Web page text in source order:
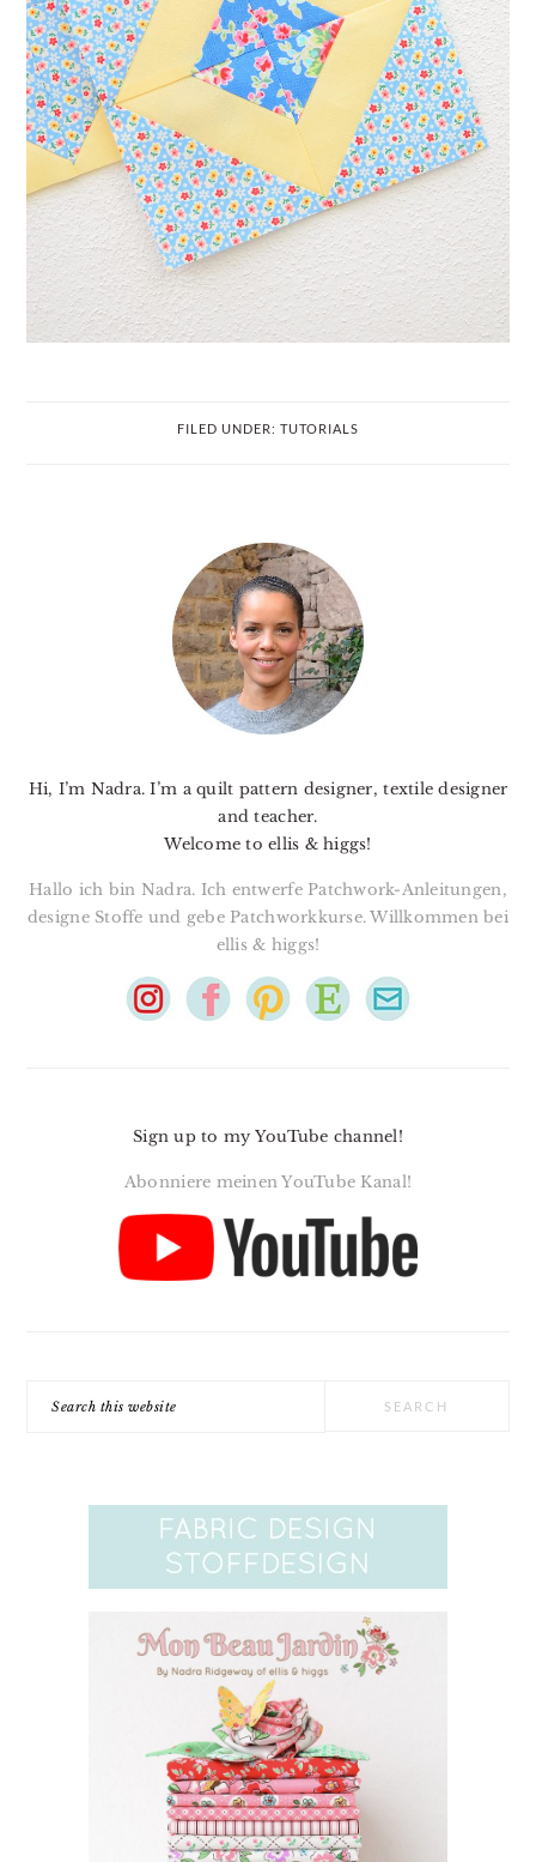
FILED UNDER: TUTORIALS
Hi, I’m Nadra. I’m a quilt pattern designer, textile designer
and teacher.
Welcome to ellis & higgs!
Hallo ich bin Nadra. Ich entwerfe Patchwork-Anleitungen,
designe Stoffe und gebe Patchworkkurse. Willkommen bei
ellis & higgs!
Sign up to my YouTube channel!
Abonniere meinen YouTube Kanal!